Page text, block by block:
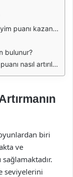
kazandırır?
bulunur?
nasıl artırılır?
biri
ve
seviyelerini